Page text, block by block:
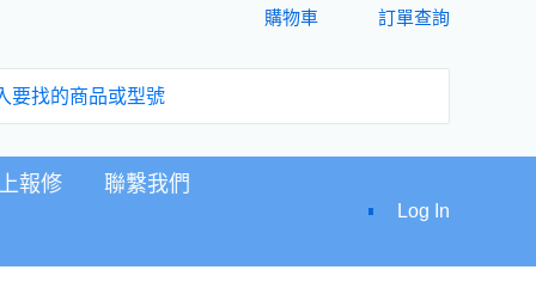
購物車 訂單查詢
報修 聯繫我們
Log In